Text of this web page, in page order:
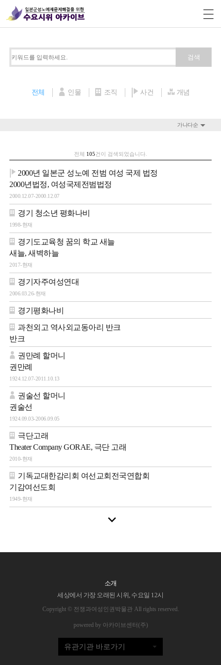
검색
전체 인물 조직 사건 개념
가나다순
전체 105건이 검색되었습니다.
2000년 일본군 성노예 전범 여성 국제 법정
2000년법정, 여성국제전범법정
2000.12.07-2000.12.07
경기 청소년 평화나비
1998-현재
경기도교육청 꿈의 학교 새늘
새늘, 새벽하늘
2017-현재
경기자주여성연대
2006.03.26-현재
경기평화나비
과천외고 역사외교동아리 반크
반크
권만례 할머니
권만례
1924.12.07-2011.10.13
권술선 할머니
권술선
1924.09.03-2006.09.05
극단고래
Theater Company GORAE, 극단 고래
2010-현재
기독교대한감리회 여선교회전국연합회
기감여선도회
1949-현재
소개
세상에서 가장 오래된 시위, 수요일 12시
Copyright © 전쟁과여성인권박물관 All rights reserved.
powered by 아카이브센터(주)
유관기관 바로가기